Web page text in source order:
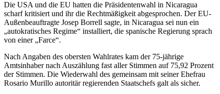
Die USA und die EU hatten die Präsidentenwahl in Nicaragua
scharf kritisiert und ihr die Rechtmäßigkeit abgesprochen. Der EU-
Außenbeauftragte Josep Borrell sagte, in Nicaragua sei nun ein
„autokratisches Regime“ installiert, die spanische Regierung sprach
von einer „Farce“.
Nach Angaben des obersten Wahlrates kam der 75-jährige
Amtsinhaber nach Auszählung fast aller Stimmen auf 75,92 Prozent
der Stimmen. Die Wiederwahl des gemeinsam mit seiner Ehefrau
Rosario Murillo autoritär regierenden Staatschefs galt als sicher.